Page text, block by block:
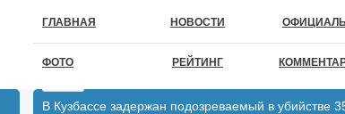
ГЛАВНАЯ НОВОСТИ
ФОТО РЕЙТИНГ
В Кузбассе задержан подозреваемый в убийстве